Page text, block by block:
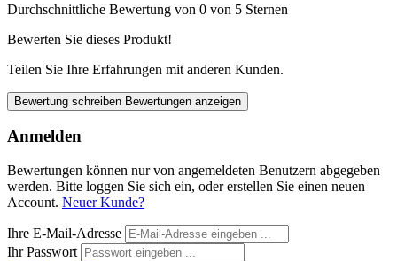
Durchschnittliche Bewertung von 0 von 5 Sternen
Bewerten Sie dieses Produkt!
Teilen Sie Ihre Erfahrungen mit anderen Kunden.
Bewertung schreiben Bewertungen anzeigen
Anmelden
Bewertungen können nur von angemeldeten Benutzern abgegeben
werden. Bitte loggen Sie sich ein, oder erstellen Sie einen neuen
Account. Neuer Kunde?
Ihre E-Mail-Adresse
Ihr Passwort